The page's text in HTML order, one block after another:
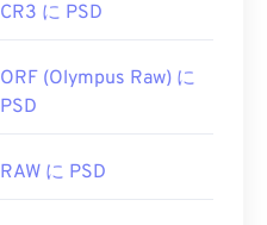
CR3 に PSD
ORF (Olympus Raw) に
PSD
RAW に PSD